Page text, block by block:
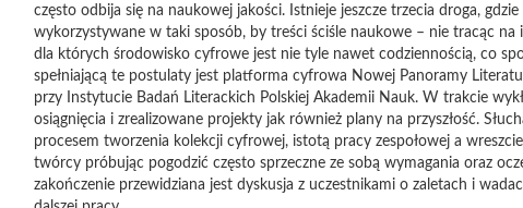
często odbija się na naukowej jakości. Istnieje jeszcze trzecia droga,
wykorzystywane w taki sposób, by treści ściśle naukowe – nie tracąc
dla których środowisko cyfrowe jest nie tyle nawet codziennością, co
spełniającą te postulaty jest platforma cyfrowa Nowej Panoramy
przy Instytucie Badań Literackich Polskiej Akademii Nauk. W trakcie
osiągnięcia i zrealizowane projekty jak również plany na przyszłość.
procesem tworzenia kolekcji cyfrowej, istotą pracy zespołowej a
twórcy próbując pogodzić często sprzeczne ze sobą wymagania oraz
zakończenie przewidziana jest dyskusja z uczestnikami o zaletach i